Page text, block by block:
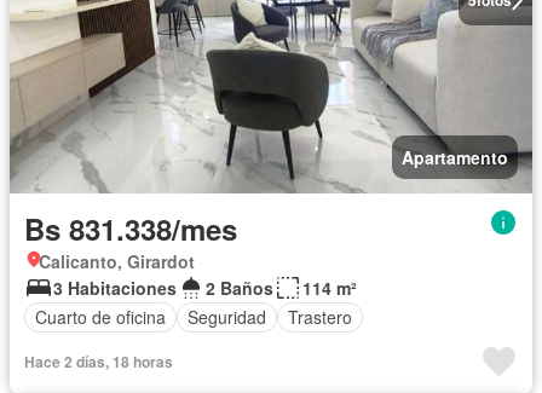
Apartamento
Bs 831.338/mes
Calicanto, Girardot
3 Habitaciones
2 Baños
114 m²
Cuarto de oficina
Seguridad Trastero
Hace 2 días, 18 horas